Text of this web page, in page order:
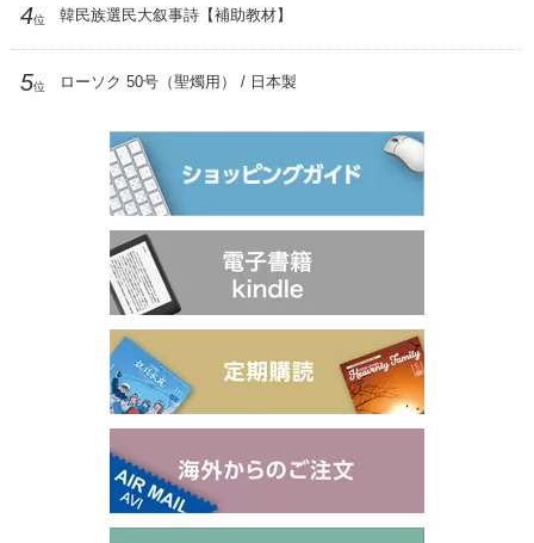
4位 韓民族選民大叙事詩【補助教材】
5位 ローソク 50号（聖燭用） / 日本製